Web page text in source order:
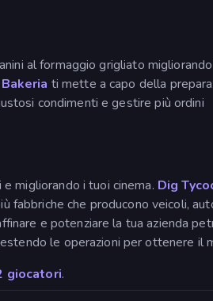
al formaggio grigliato
ti mette a capo della
condimenti e gestire più ordini
migliorando i tuoi cinema. Dig
fabbriche che producono veicoli,
e potenziare la tua azienda
le operazioni per ottenere il
giocatori.